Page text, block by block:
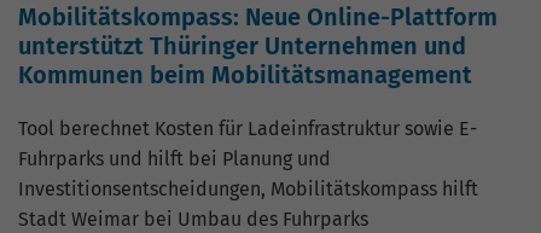
Mobilitätskompass: Neue Online-Plattform
unterstützt Thüringer Unternehmen und
Kommunen beim Mobilitätsmanagement
Tool berechnet Kosten für Ladeinfrastruktur sowie E-
Fuhrparks und hilft bei Planung und
Investitionsentscheidungen, Mobilitätskompass hilft
Stadt Weimar bei Umbau des Fuhrparks
Seiten in anonymisierter Form.
Anbieter Google Analytics
Laufzeit 1 Minute